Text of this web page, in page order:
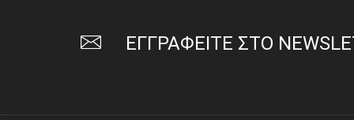
ΕΓΓΡΑΦΕΙΤΕ ΣΤΟ